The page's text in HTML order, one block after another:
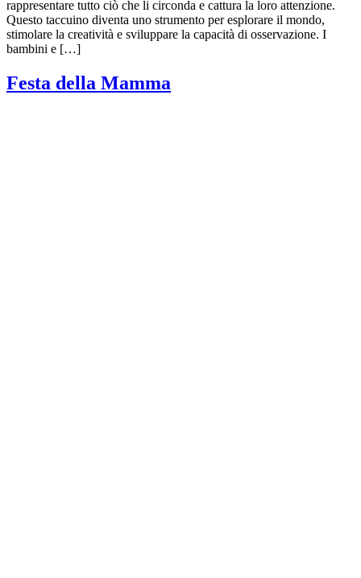
rappresentare tutto ciò che li circonda e cattura la loro attenzione.
Questo taccuino diventa uno strumento per esplorare il mondo,
stimolare la creatività e sviluppare la capacità di osservazione. I
bambini e […]
Festa della Mamma